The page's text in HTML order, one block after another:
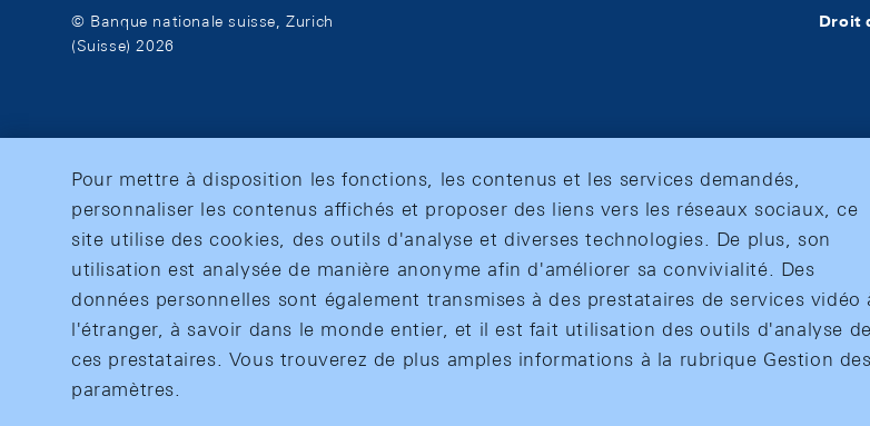
© Banque nationale suisse, Zurich
(Suisse) 2026
Droit
Pour mettre à disposition les fonctions, les contenus et les services demandés,
personnaliser les contenus affichés et proposer des liens vers les réseaux sociaux, ce
site utilise des cookies, des outils d'analyse et diverses technologies. De plus, son
utilisation est analysée de manière anonyme afin d'améliorer sa convivialité. Des
données personnelles sont également transmises à des prestataires de services vidéo
l'étranger, à savoir dans le monde entier, et il est fait utilisation des outils d'analyse de
ces prestataires. Vous trouverez de plus amples informations à la rubrique Gestion des
paramètres.